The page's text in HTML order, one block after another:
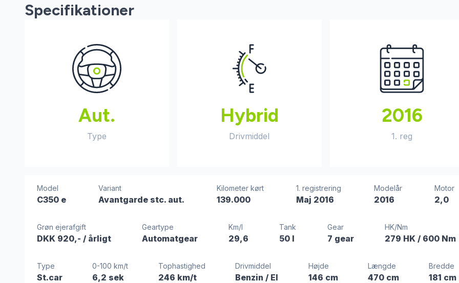
Specifikationer
Aut.
Type
Hybrid
Drivmiddel
2016
1. reg
Model
C350 e
Variant
Avantgarde stc. aut.
Kilometer kørt
139.000
1. registrering
Maj 2016
Modelår
2016
Motor
2,0
Grøn ejerafgift
DKK 920,- / årligt
Geartype
Automatgear
Km/l
29,6
Tank
50 l
Gear
7 gear
HK/Nm
279 HK / 600 Nm
Type
St.car
0-100 km/t
6,2 sek
Tophastighed
246 km/t
Drivmiddel
Benzin / El
Højde
146 cm
Længde
470 cm
Bredde
181 cm